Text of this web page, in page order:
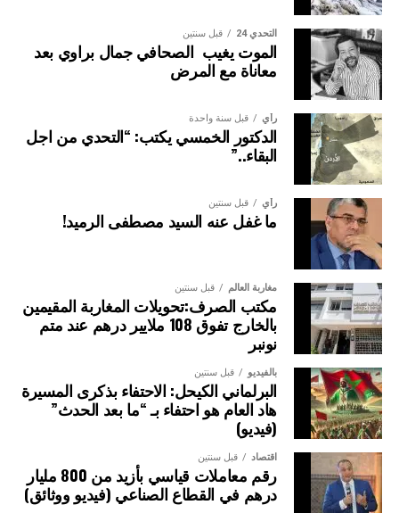
التحدي 24 قبل سنتين
الموت يغيب الصحافي جمال براوي بعد
معاناة مع المرض
رأي قبل سنة واحدة
الدكتور الخمسي يكتب: “التحدي من اجل
البقاء..”
رأي قبل سنتين
ما غفل عنه السيد مصطفى الرميد!
مغاربة العالم قبل سنتين
مكتب الصرف:تحويلات المغاربة المقيمين
بالخارج تفوق 108 ملايير درهم عند متم
نونبر
بالفيديو قبل سنتين
البرلماني الكيحل: الاحتفاء بذكرى المسيرة
هاد العام هو احتفاء بـ “ما بعد الحدث”
(فيديو)
اقتصاد قبل سنتين
رقم معاملات قياسي بأزيد من 800 مليار
درهم في القطاع الصناعي (فيديو ووثائق)